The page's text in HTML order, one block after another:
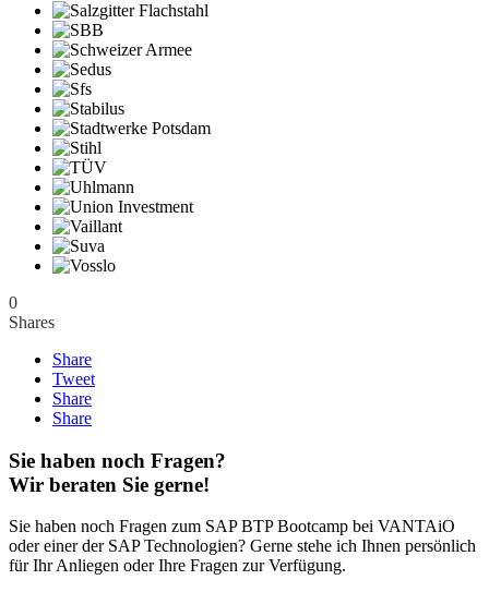
0
Shares
Share
Tweet
Share
Share
Sie haben noch Fragen?
Wir beraten Sie gerne!
Sie haben noch Fragen zum SAP BTP Bootcamp bei VANTAiO
oder einer der SAP Technologien? Gerne stehe ich Ihnen persönlich
für Ihr Anliegen oder Ihre Fragen zur Verfügung.